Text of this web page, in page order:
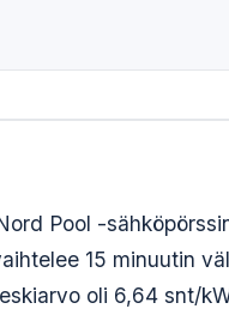
Pool -
15 minuutin
oli 6,64 snt/